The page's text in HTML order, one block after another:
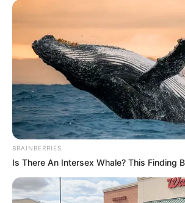
แบ่งปัน
อาหารจานไหน เหมือ
ของคุณ
ช่วงนี้ ความรัก ของคุณเป็นไงบ้าง สดใ
ทะเลาะกัน ไปรอดหรือไม่รอดครับ คุณล
รัก ของคุณในตอนนี้ เปรียบเสมือนอาห
BRAINBERRIES
Is There An Intersex Whale? This Finding